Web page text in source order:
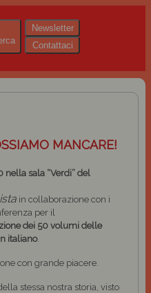
Newsletter
Contattaci
MANCARE!
nella sala “Verdi” del
in collaborazione con i
per il
dei 50 volumi delle
italiano.
con grande piacere.
stessa nostra storia, visto